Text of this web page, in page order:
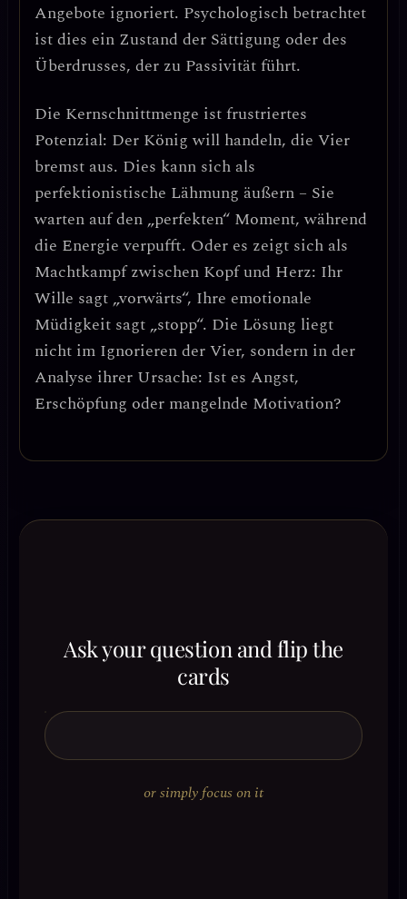
Angebote ignoriert. Psychologisch betrachtet
ist dies ein Zustand der Sättigung oder des
Überdrusses, der zu Passivität führt.
Die Kernschnittmenge istfrustriertes
Potenzial: Der König will handeln, die Vier
bremst aus. Dies kann sich als
perfektionistische Lähmung äußern – Sie
warten auf den „perfekten“ Moment, während
die Energie verpufft. Oder es zeigt sich als
Machtkampf zwischen Kopf und Herz: Ihr
Wille sagt „vorwärts“, Ihre emotionale
Müdigkeit sagt „stopp“. Die Lösung liegt
nicht im Ignorieren der Vier, sondern in der
Analyse ihrer Ursache: Ist es Angst,
Erschöpfung oder mangelnde Motivation?
Ask your question and flip the
cards
or simply focus on it